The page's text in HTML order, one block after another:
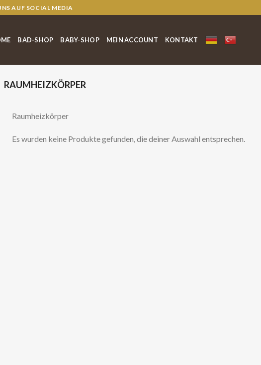
AUF SOCIAL MEDIA
BAD-SHOP BABY-SHOP MEIN ACCOUNT KONTAKT
RAUMHEIZKÖRPER
Raumheizkörper
Es wurden keine Produkte gefunden, die deiner Auswahl entsprechen.